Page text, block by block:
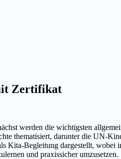
Zertifikat
werden die wichtigsten
thematisiert, darunter die UN-
Begleitung dargestellt,
und praxissicher umzusetzen.